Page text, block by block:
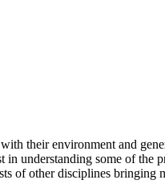
their environment and
understanding some of
of other disciplines bringing